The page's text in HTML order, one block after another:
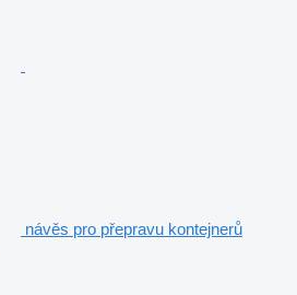
návěs pro přepravu kontejnerů